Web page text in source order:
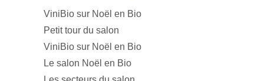
ViniBio sur Noël en Bio
Petit tour du salon
ViniBio sur Noël en Bio
Le salon Noël en Bio